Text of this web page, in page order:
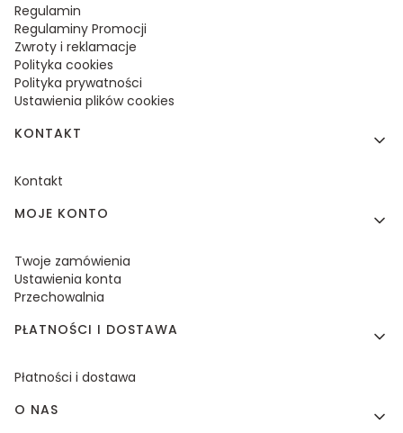
Regulamin
Regulaminy Promocji
Zwroty i reklamacje
Polityka cookies
Polityka prywatności
Ustawienia plików cookies
KONTAKT
Kontakt
MOJE KONTO
Twoje zamówienia
Ustawienia konta
Przechowalnia
PŁATNOŚCI I DOSTAWA
Płatności i dostawa
O NAS